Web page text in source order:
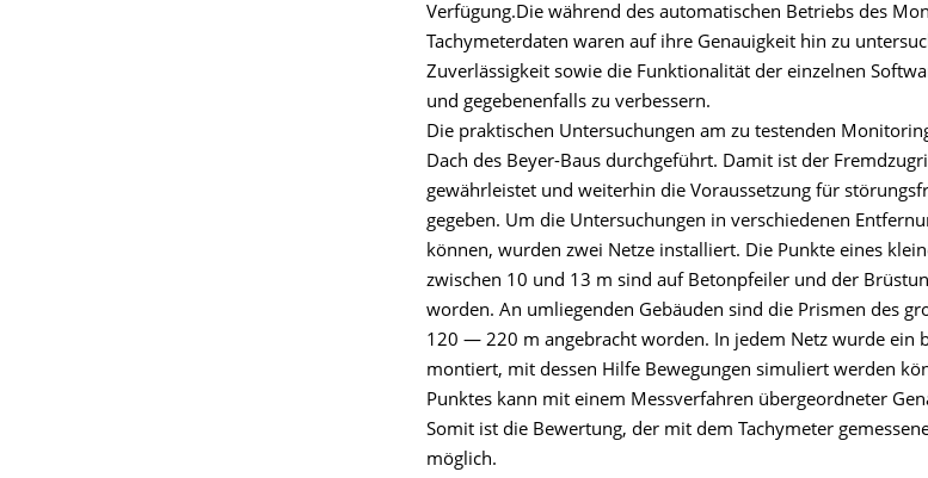
Verfügung.Die während des automatischen Betriebs des
Tachymeterdaten waren auf ihre Genauigkeit hin zu
Zuverlässigkeit sowie die Funktionalität der einzelnen
und gegebenenfalls zu verbessern.
Die praktischen Untersuchungen am zu testenden
Dach des Beyer-Baus durchgeführt. Damit ist der
gewährleistet und weiterhin die Voraussetzung für
gegeben. Um die Untersuchungen in verschiedenen
können, wurden zwei Netze installiert. Die Punkte eines
zwischen 10 und 13 m sind auf Betonpfeiler und der
worden. An umliegenden Gebäuden sind die Prismen des
120 — 220 m angebracht worden. In jedem Netz wurde ein
montiert, mit dessen Hilfe Bewegungen simuliert werden
Punktes kann mit einem Messverfahren übergeordneter
Somit ist die Bewertung, der mit dem Tachymeter
möglich.